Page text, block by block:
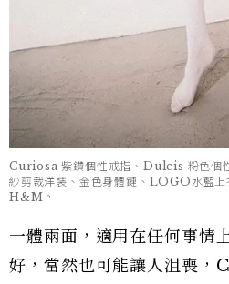
Curiosa 紫鑽個性戒指、Dulcis 粉色
紗剪裁洋裝、金色身體鏈、LOGO水藍
H&M。
一體兩面，適用在任何事
好，當然也可能讓人沮喪，